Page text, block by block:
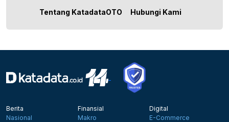
Tentang KatadataOTO Hubungi Kami
Berita
Nasional
Finansial
Makro
Digital
E-Commerce